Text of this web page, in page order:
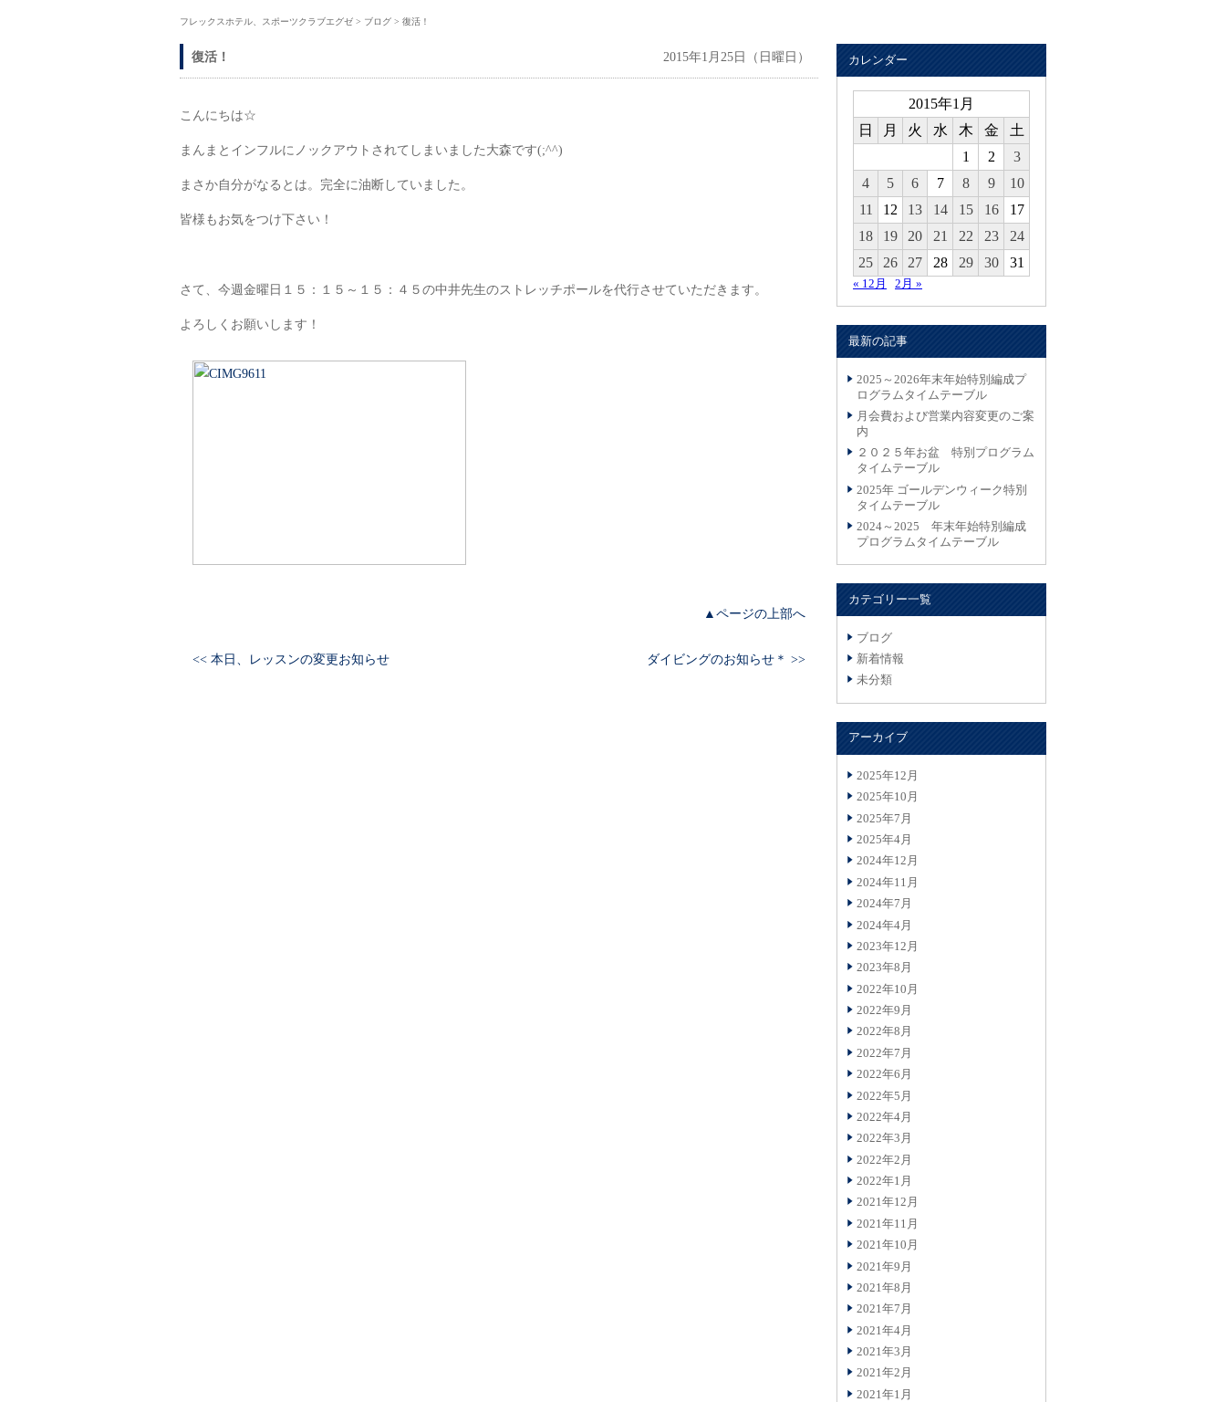
フレックスホテル、スポーツクラブエグゼ > ブログ > 復活！
カレンダー
2015年1月
日
月 火 水 木 金
土
1
2
3
4
5 6 7 8 9
10
11
12 13 14 15 16
17
18
19 20 21 22 23
24
25
26 27 28 29 30 31
« 12月 2月 »
最新の記事
2025～2026年末年始特別編成プ
ログラムタイムテーブル
月会費および営業内容変更のご案
内
２０２５年お盆 特別プログラム
タイムテーブル
2025年 ゴールデンウィーク特別
タイムテーブル
2024～2025 年末年始特別編成
プログラムタイムテーブル
カテゴリー一覧
ブログ
新着情報
未分類
アーカイブ
2025年12月
2025年10月
2025年7月
2025年4月
2024年12月
2024年11月
2024年7月
2024年4月
2023年12月
2023年8月
2022年10月
2022年9月
2022年8月
2022年7月
2022年6月
2022年5月
2022年4月
2022年3月
2022年2月
2022年1月
2021年12月
2021年11月
2021年10月
2021年9月
2021年8月
2021年7月
2021年4月
2021年3月
2021年2月
2021年1月
復活！ 2015年1月25日（日曜日）
こんにちは☆
まんまとインフルにノックアウトされてしまいました大森です(;^^)
まさか自分がなるとは。完全に油断していました。
皆様もお気をつけ下さい！
さて、今週金曜日１５：１５～１５：４５の中井先生のストレッチポールを代行させていただきます。
よろしくお願いします！
▲ページの上部へ
<< 本日、レッスンの変更お知らせ ダイビングのお知らせ＊ >>